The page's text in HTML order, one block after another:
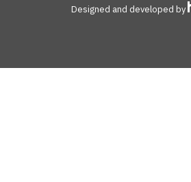
Designed and developed by